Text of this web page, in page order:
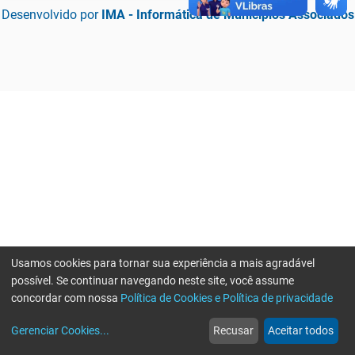
Desenvolvido por IMA - Informática de Municípios Associados
web
Notícias
more_horiz
Mais
Usamos cookies para tornar sua experiência a mais agradável
possível. Se continuar navegando neste site, você assume
concordar com nossa Política de Cookies e Política de privacidade
Gerenciar Cookies... Recusar Aceitar todos
Erro ao enviar informações, por favor tente novamente